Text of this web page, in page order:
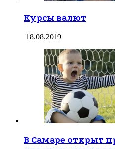
Курсы валют
18.08.2019
В Самаре открыт